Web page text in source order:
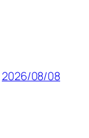
2026/08/08